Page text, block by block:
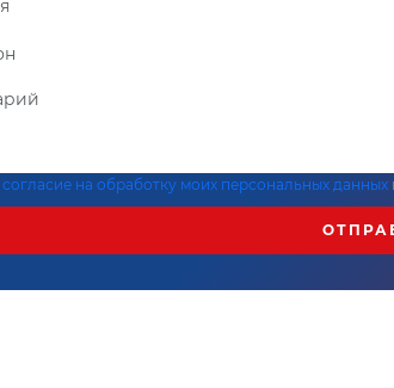
согласие на обработку моих персональных данных